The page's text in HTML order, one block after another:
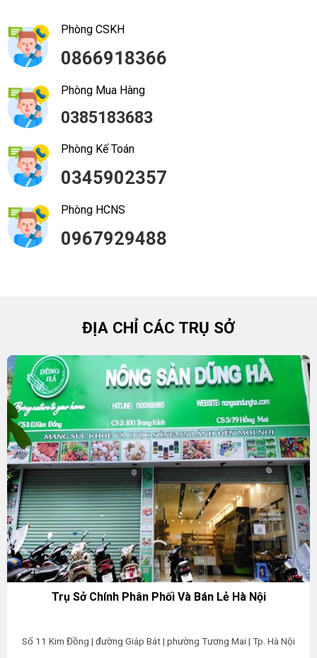
Phòng CSKH
0866918366
Phòng Mua Hàng
0385183683
Phòng Kế Toán
0345902357
Phòng HCNS
0967929488
ĐỊA CHỈ CÁC TRỤ SỞ
Trụ Sở Chính Phân Phối Và Bán Lẻ Hà Nội
Số 11 Kim Đồng | đường Giáp Bát | phường Tương Mai | Tp. Hà Nội